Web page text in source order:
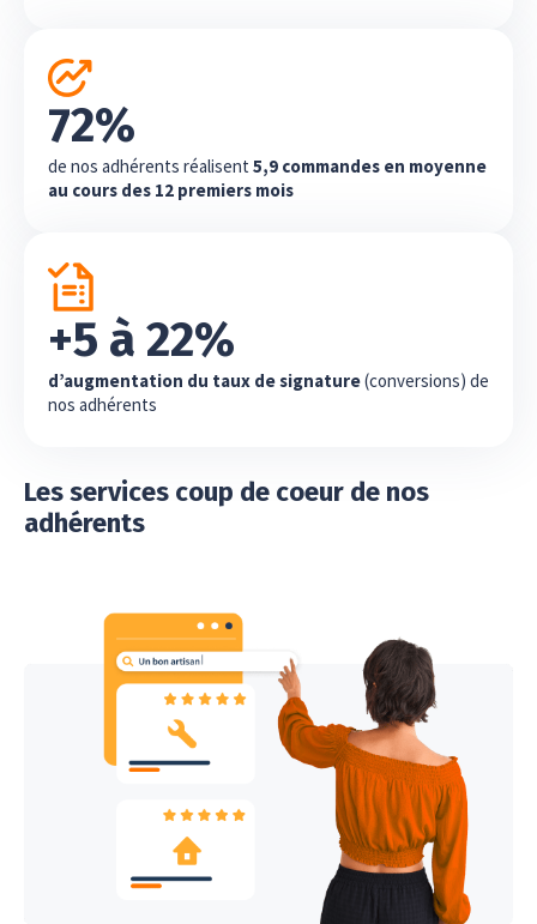
72%
de nos adhérents réalisent 5,9 commandes en moyenne
au cours des 12 premiers mois
+5 à 22%
d’augmentation du taux de signature(conversions) de
nos adhérents
Les services coup de coeur de nos
adhérents